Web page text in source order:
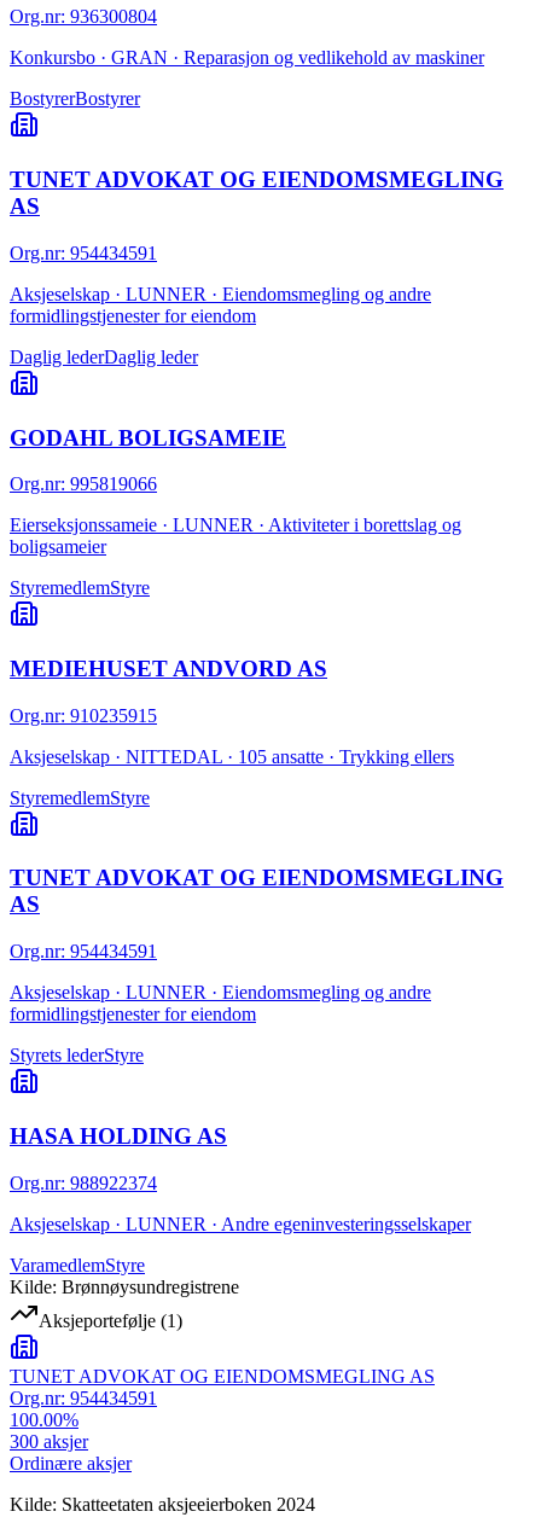
Org.nr: 936300804
Konkursbo · GRAN · Reparasjon og vedlikehold av maskiner
BostyrerBostyrer
TUNET ADVOKAT OG EIENDOMSMEGLING
AS
Org.nr: 954434591
Aksjeselskap · LUNNER · Eiendomsmegling og andre
formidlingstjenester for eiendom
Daglig lederDaglig leder
GODAHL BOLIGSAMEIE
Org.nr: 995819066
Eierseksjonssameie · LUNNER · Aktiviteter i borettslag og
boligsameier
StyremedlemStyre
MEDIEHUSET ANDVORD AS
Org.nr: 910235915
Aksjeselskap · NITTEDAL · 105 ansatte · Trykking ellers
StyremedlemStyre
TUNET ADVOKAT OG EIENDOMSMEGLING
AS
Org.nr: 954434591
Aksjeselskap · LUNNER · Eiendomsmegling og andre
formidlingstjenester for eiendom
Styrets lederStyre
HASA HOLDING AS
Org.nr: 988922374
Aksjeselskap · LUNNER · Andre egeninvesteringsselskaper
VaramedlemStyre
Kilde: Brønnøysundregistrene
Aksjeportefølje (1)
TUNET ADVOKAT OG EIENDOMSMEGLING AS
Org.nr: 954434591
100.00%
300 aksjer
Ordinære aksjer
Kilde: Skatteetaten aksjeeierboken 2024